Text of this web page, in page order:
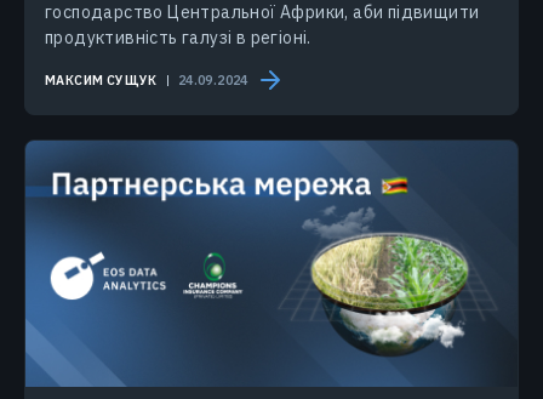
господарство Центральної Африки, аби підвищити
продуктивність галузі в регіоні.
МАКСИМ СУЩУК 24.09.2024